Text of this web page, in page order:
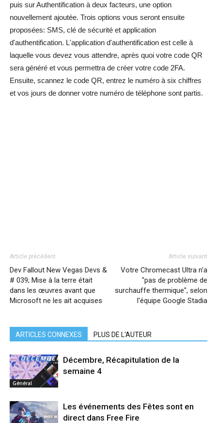
puis sur Authentification à deux facteurs, une option
nouvellement ajoutée. Trois options vous seront ensuite
proposées: SMS, clé de sécurité et application
d'authentification. L'application d'authentification est celle à
laquelle vous devez vous attendre, après quoi votre code QR
sera généré et vous permettra de créer votre code 2FA.
Ensuite, scannez le code QR, entrez le numéro à six chiffres
et vos jours de donner votre numéro de téléphone sont partis.
Article précédent
Dev Fallout New Vegas Devs &
# 039; Mise à la terre était
dans les œuvres avant que
Microsoft ne les ait acquises
Article suivant
Votre Chromecast Ultra n'a
"pas de problème de
surchauffe thermique", selon
l'équipe Google Stadia
ARTICLES CONNEXES PLUS DE L'AUTEUR
Général
Décembre, Récapitulation de la
semaine 4
Les événements des Fêtes sont en
direct dans Free Fire